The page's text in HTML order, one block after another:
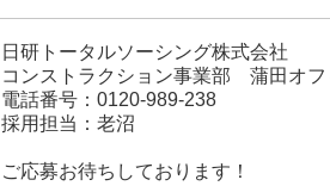
日研トータルソーシング株式会社
コンストラクション事業部 蒲田オフ
電話番号：0120-989-238
採用担当：老沼
ご応募お待ちしております！